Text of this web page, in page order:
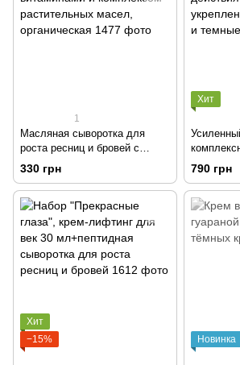
1
Масляная сыворотка для
роста ресниц и бровей с
витаминами и комплексом
растительных масел,
органическая
330 грн
Хит
лифтинг,
790 грн
Хит
−15%
Новинка